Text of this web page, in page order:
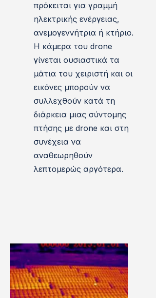
πρόκειται για γραμμή
ηλεκτρικής ενέργειας,
ανεμογεννήτρια ή κτήριο.
Η κάμερα του drone
γίνεται ουσιαστικά τα
μάτια του χειριστή και οι
εικόνες μπορούν να
συλλεχθούν κατά τη
διάρκεια μιας σύντομης
πτήσης με drone και στη
συνέχεια να
αναθεωρηθούν
λεπτομερώς αργότερα.